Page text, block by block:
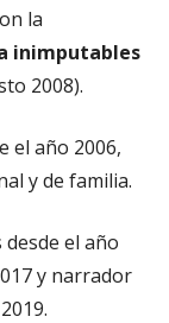
la
inimputables
2008).
el año 2006,
y de familia.
el año
y narrador